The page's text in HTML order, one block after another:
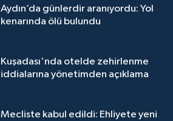
Aydın’da günlerdir aranıyordu: Yol
kenarında ölü bulundu
Kuşadası'nda otelde zehirlenme
iddialarına yönetimden açıklama
Mecliste kabul edildi: Ehliyete yeni